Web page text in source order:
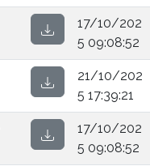
17/10/202
5 09:08:52
21/10/202
5 17:39:21
17/10/202
5 09:08:52